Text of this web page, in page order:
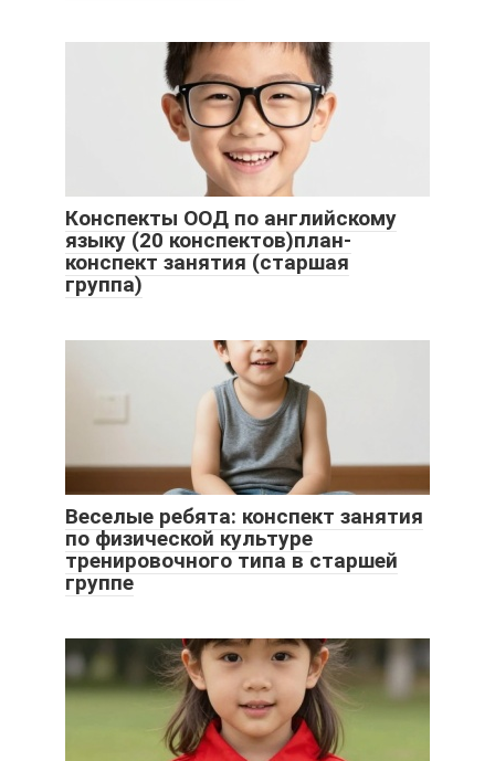
Конспекты ООД по английскому
языку (20 конспектов)план-
конспект занятия (старшая
группа)
Веселые ребята: конспект занятия
по физической культуре
тренировочного типа в старшей
группе